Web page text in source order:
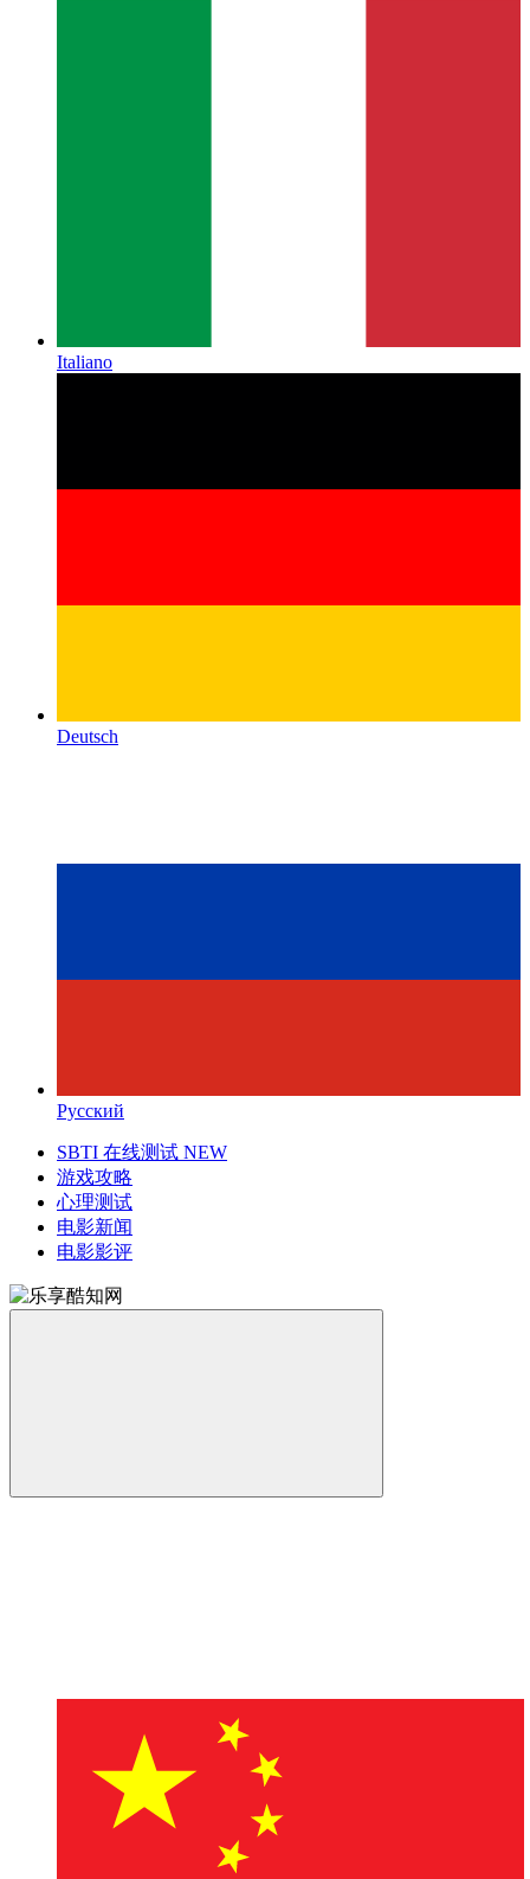
Italiano
Deutsch
Русский
SBTI 在线测试 NEW
游戏攻略
心理测试
电影新闻
电影影评